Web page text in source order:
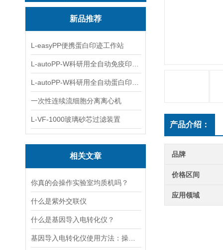
新品推荐
L-easyPP便携蛋白印迹工作站
一次性连续流细胞分离离心机
L-VF-1000玻璃砂芯过滤装置
相关文章
你真的会操作实验室均质机吗？
什么是紫外交联仪
什么是基因导入电转化仪？
产品介绍：
品牌
价格区间
应用领域